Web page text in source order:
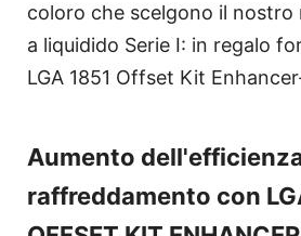
coloro che scelgono il nostro
a liquidido Serie I: in regalo
LGA 1851 Offset Kit
Aumento
raffreddamento con